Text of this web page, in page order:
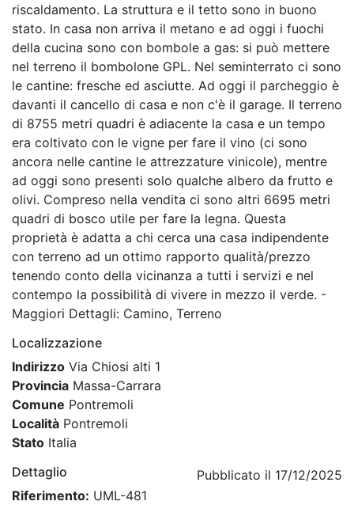
riscaldamento. La struttura e il tetto sono in buono
stato. In casa non arriva il metano e ad oggi i fuochi
della cucina sono con bombole a gas: si può mettere
nel terreno il bombolone GPL. Nel seminterrato ci sono
le cantine: fresche ed asciutte. Ad oggi il parcheggio è
davanti il cancello di casa e non c'è il garage. Il terreno
di 8755 metri quadri è adiacente la casa e un tempo
era coltivato con le vigne per fare il vino (ci sono
ancora nelle cantine le attrezzature vinicole), mentre
ad oggi sono presenti solo qualche albero da frutto e
olivi. Compreso nella vendita ci sono altri 6695 metri
quadri di bosco utile per fare la legna. Questa
proprietà è adatta a chi cerca una casa indipendente
con terreno ad un ottimo rapporto qualità/prezzo
tenendo conto della vicinanza a tutti i servizi e nel
contempo la possibilità di vivere in mezzo il verde. -
Maggiori Dettagli: Camino, Terreno
Localizzazione
Indirizzo Via Chiosi alti 1
Provincia Massa-Carrara
Comune Pontremoli
Località Pontremoli
Stato Italia
Dettaglio
Pubblicato il 17/12/2025
Riferimento: UML-481